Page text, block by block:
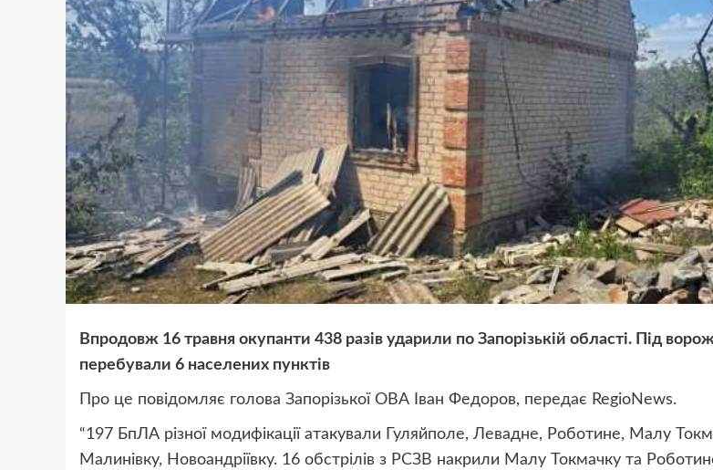
Впродовж 16 травня окупанти 438 разів ударили по Запорізькій області. Під
перебували 6 населених пунктів
️Про це повідомляє голова Запорізької ОВА Іван Федоров, передає RegioNews.
“197 БпЛА різної модифікації атакували Гуляйполе, Левадне, Роботине, Малу
Малинівку, Новоандріївку. 16 обстрілів з РСЗВ накрили Малу Токмачку та